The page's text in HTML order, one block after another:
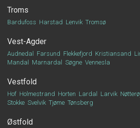
Troms
Bardufoss Harstad Lenvik Tromsø
Vest-Agder
Audnedal Farsund Flekkefjord Kristiansand
Mandal
Marnardal Søgne Vennesla
Vestfold
Hof Holmestrand Horten Lardal Larvik
Stokke Svelvik Tjøme Tønsberg
Østfold